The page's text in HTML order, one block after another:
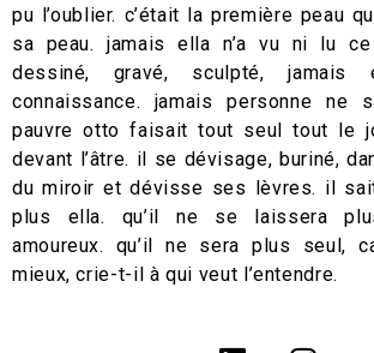
pu l’oublier. c’était la première peau
sa peau. jamais ella n’a vu ni lu
dessiné, gravé, sculpté, jamais
connaissance. jamais personne ne
pauvre otto faisait tout seul tout le
devant l’âtre. il se dévisage, buriné,
du miroir et dévisse ses lèvres. il sait.
plus ella. qu’il ne se laissera
amoureux. qu’il ne sera plus seul,
mieux, crie-t-il à qui veut l’entendre.